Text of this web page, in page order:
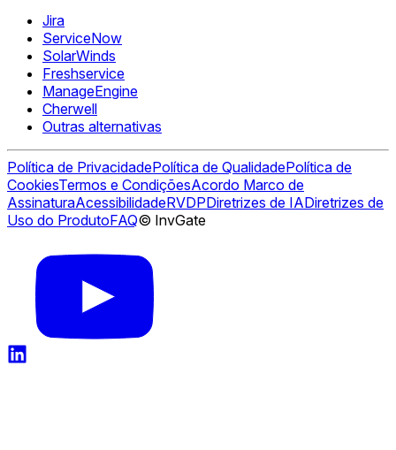
Jira
ServiceNow
SolarWinds
Freshservice
ManageEngine
Cherwell
Outras alternativas
Política de PrivacidadePolítica de QualidadePolítica de
CookiesTermos e CondiçõesAcordo Marco de
AssinaturaAcessibilidadeRVDPDiretrizes de IADiretrizes de
Uso do ProdutoFAQ© InvGate